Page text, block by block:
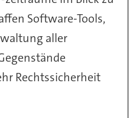
Software-Tools,
aller
Rechtssicherheit